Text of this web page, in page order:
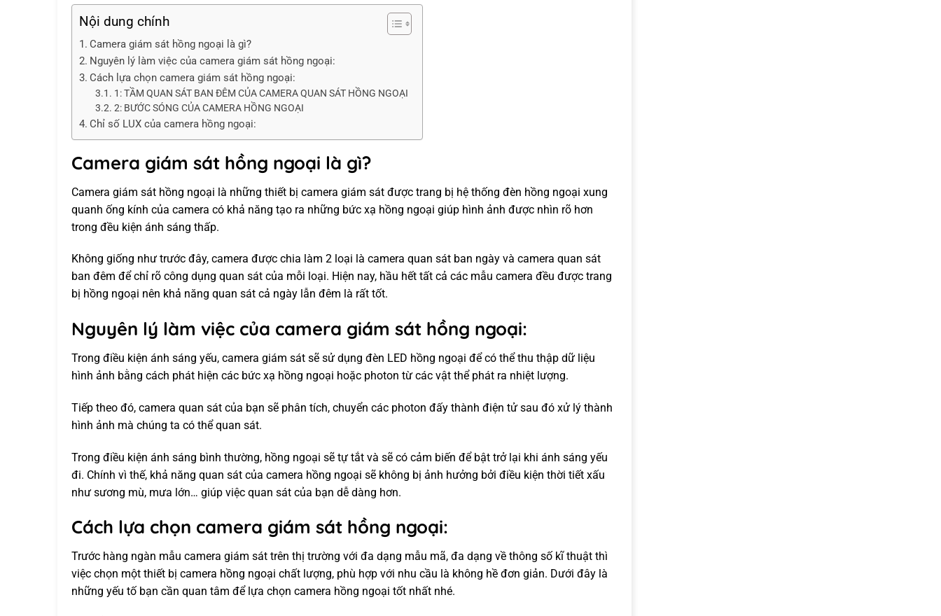
Nội dung chính
Camera giám sát hồng ngoại là gì?
Nguyên lý làm việc của camera giám sát hồng ngoại:
Cách lựa chọn camera giám sát hồng ngoại:
1: TẦM QUAN SÁT BAN ĐÊM CỦA CAMERA QUAN SÁT HỒNG NGOẠI
2: BƯỚC SÓNG CỦA CAMERA HỒNG NGOẠI
Chỉ số LUX của camera hồng ngoại:
Camera giám sát hồng ngoại là gì?
Camera giám sát hồng ngoại là những thiết bị camera giám sát được trang bị hệ thống đèn hồng ngoại xung
quanh ống kính của camera có khả năng tạo ra những bức xạ hồng ngoại giúp hình ảnh được nhìn rõ hơn
trong đều kiện ánh sáng thấp.
Không giống như trước đây, camera được chia làm 2 loại là camera quan sát ban ngày và camera quan sát
ban đêm để chỉ rõ công dụng quan sát của mỗi loại. Hiện nay, hầu hết tất cả các mẫu camera đều được trang
bị hồng ngoại nên khả năng quan sát cả ngày lẫn đêm là rất tốt.
Nguyên lý làm việc của camera giám sát hồng ngoại:
Trong điều kiện ánh sáng yếu, camera giám sát sẽ sử dụng đèn LED hồng ngoại để có thể thu thập dữ liệu
hình ảnh bằng cách phát hiện các bức xạ hồng ngoại hoặc photon từ các vật thể phát ra nhiệt lượng.
Tiếp theo đó, camera quan sát của bạn sẽ phân tích, chuyển các photon đấy thành điện tử sau đó xử lý thành
hình ảnh mà chúng ta có thể quan sát.
Trong điều kiện ánh sáng bình thường, hồng ngoại sẽ tự tắt và sẽ có cảm biến để bật trở lại khi ánh sáng yếu
đi. Chính vì thế, khả năng quan sát của camera hồng ngoại sẽ không bị ảnh hưởng bởi điều kiện thời tiết xấu
như sương mù, mưa lớn… giúp việc quan sát của bạn dễ dàng hơn.
Cách lựa chọn camera giám sát hồng ngoại:
Trước hàng ngàn mẫu camera giám sát trên thị trường với đa dạng mẫu mã, đa dạng về thông số kĩ thuật thì
việc chọn một thiết bị camera hồng ngoại chất lượng, phù hợp với nhu cầu là không hề đơn giản. Dưới đây là
những yếu tố bạn cần quan tâm để lựa chọn camera hồng ngoại tốt nhất nhé.